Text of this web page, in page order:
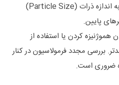
عدم رسیدن به اندازه ذرات (Particle Size)
پایین.
هموژنیزه کردن یا استفاده از
بررسی مجدد فرمولاسیون در کنار
ضروری است.